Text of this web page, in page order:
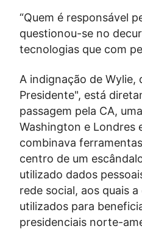
“Quem é responsável
questionou-se no
tecnologias que com
A indignação de Wylie,
Presidente", está
passagem pela CA,
Washington e Londres
combinava
centro de um
utilizado dados
rede social, aos quais
utilizados para
presidenciais norte-